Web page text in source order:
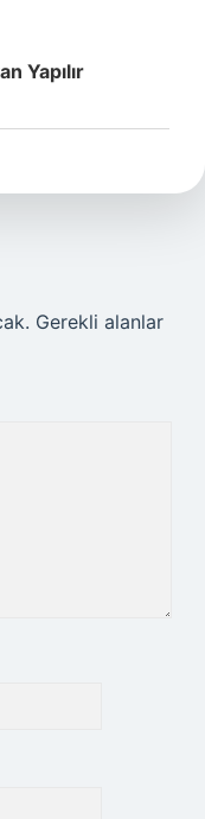
Yapılır
Gerekli alanlar